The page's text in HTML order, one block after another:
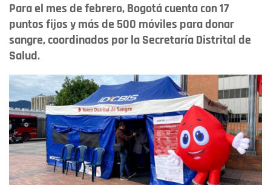
Para el mes de febrero, Bogotá cuenta con 17
puntos fijos y más de 500 móviles para donar
sangre, coordinados por la Secretaría Distrital de
Salud.